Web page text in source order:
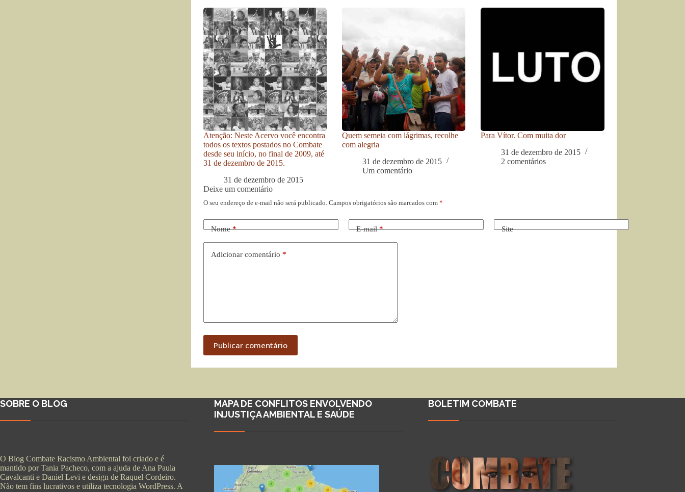
Atenção: Neste Acervo você encontra
todos os textos postados no Combate
desde seu início, no final de 2009, até
31 de dezembro de 2015.
31 de dezembro de 2015
Quem semeia com lágrimas, recolhe
com alegria
31 de dezembro de 2015
Um comentário
Para Vítor. Com muita dor
31 de dezembro de 2015
2 comentários
Deixe um comentário
O seu endereço de e-mail não será publicado. Campos obrigatórios são marcados com *
Nome* E-mail* Site
Adicionar comentário *
Publicar comentário
SOBRE O BLOG
O Blog Combate Racismo Ambiental foi criado e é
mantido por Tania Pacheco, com a ajuda de Ana Paula
Cavalcanti e Daniel Levi e design de Raquel Cordeiro.
Não tem fins lucrativos e utiliza tecnologia WordPress. A
MAPA DE CONFLITOS ENVOLVENDO
INJUSTIÇA AMBIENTAL E SAÚDE
BOLETIM COMBATE